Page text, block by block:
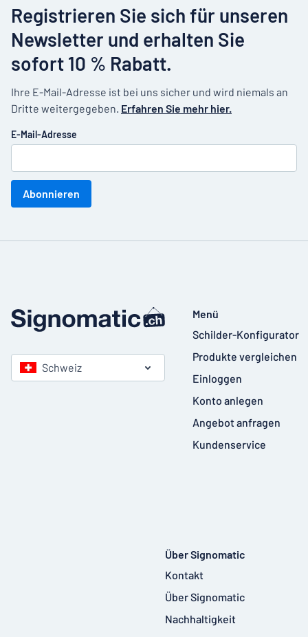
Registrieren Sie sich für unseren
Newsletter und erhalten Sie
sofort 10 % Rabatt.
Ihre E-Mail-Adresse ist bei uns sicher und wird niemals an
Dritte weitergegeben. Erfahren Sie mehr hier.
E-Mail-Adresse
Abonnieren
Schweiz
Menü
Schilder-Konfigurator
Produkte vergleichen
Einloggen
Konto anlegen
Angebot anfragen
Kundenservice
Über Signomatic
Kontakt
Über Signomatic
Nachhaltigkeit